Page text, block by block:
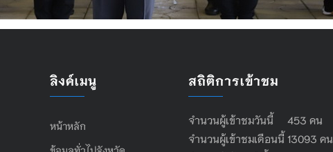
ลิงค์เมนู
หน้าหลัก
สถิติการเข้าชม
จำนวนผู้เข้าชมวันนี้ 453 คน
จำนวนผู้เข้าชมเดือนนี้ 13093 คน